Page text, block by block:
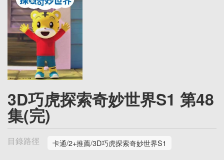
3D巧虎探索奇妙世界S1 第48
集(完)
目錄路徑 卡通/2+推薦/3D巧虎探索奇妙世界S1